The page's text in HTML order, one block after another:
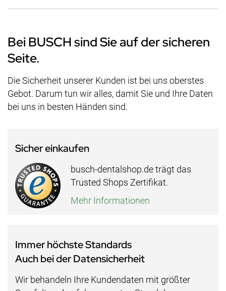
Bei BUSCH sind Sie auf der sicheren
Seite.
Die Sicherheit unserer Kunden ist bei uns oberstes
Gebot. Darum tun wir alles, damit Sie und Ihre Daten
bei uns in besten Händen sind.
Sicher einkaufen
busch-dentalshop.de trägt das
Trusted Shops Zertifikat.
Mehr Informationen
Immer höchste Standards
Auch bei der Datensicherheit
Wir behandeln Ihre Kundendaten mit größter